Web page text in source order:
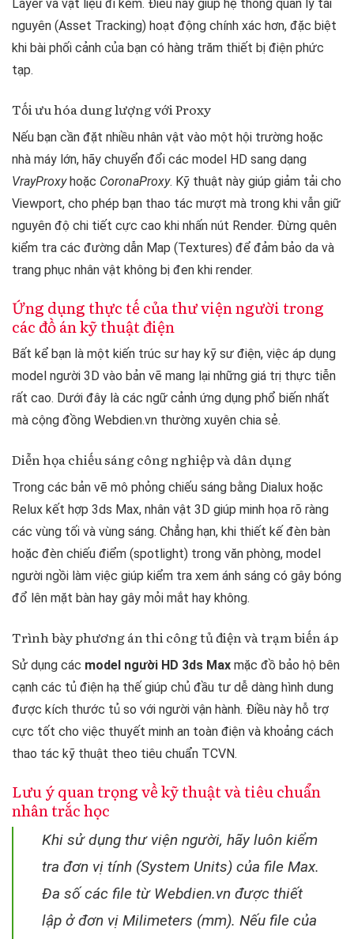
Layer và vật liệu đi kèm. Điều này giúp hệ thống quản lý tài
nguyên (Asset Tracking) hoạt động chính xác hơn, đặc biệt
khi bài phối cảnh của bạn có hàng trăm thiết bị điện phức
tạp.
Tối ưu hóa dung lượng với Proxy
Nếu bạn cần đặt nhiều nhân vật vào một hội trường hoặc
nhà máy lớn, hãy chuyển đổi các model HD sang dạng
VrayProxyhoặc CoronaProxy. Kỹ thuật này giúp giảm tải cho
Viewport, cho phép bạn thao tác mượt mà trong khi vẫn giữ
nguyên độ chi tiết cực cao khi nhấn nút Render. Đừng quên
kiểm tra các đường dẫn Map (Textures) để đảm bảo da và
trang phục nhân vật không bị đen khi render.
Ứng dụng thực tế của thư viện người trong
các đồ án kỹ thuật điện
Bất kể bạn là một kiến trúc sư hay kỹ sư điện, việc áp dụng
model người 3D vào bản vẽ mang lại những giá trị thực tiễn
rất cao. Dưới đây là các ngữ cảnh ứng dụng phổ biến nhất
mà cộng đồng Webdien.vn thường xuyên chia sẻ.
Diễn họa chiếu sáng công nghiệp và dân dụng
Trong các bản vẽ mô phỏng chiếu sáng bằng Dialux hoặc
Relux kết hợp 3ds Max, nhân vật 3D giúp minh họa rõ ràng
các vùng tối và vùng sáng. Chẳng hạn, khi thiết kế đèn bàn
hoặc đèn chiếu điểm (spotlight) trong văn phòng, model
người ngồi làm việc giúp kiểm tra xem ánh sáng có gây bóng
đổ lên mặt bàn hay gây mỏi mắt hay không.
Trình bày phương án thi công tủ điện và trạm biến áp
Sử dụng các model người HD 3ds Max mặc đồ bảo hộ bên
cạnh các tủ điện hạ thế giúp chủ đầu tư dễ dàng hình dung
được kích thước tủ so với người vận hành. Điều này hỗ trợ
cực tốt cho việc thuyết minh an toàn điện và khoảng cách
thao tác kỹ thuật theo tiêu chuẩn TCVN.
Lưu ý quan trọng về kỹ thuật và tiêu chuẩn
nhân trắc học
Khi sử dụng thư viện người, hãy luôn kiểm
tra đơn vị tính (System Units) của file Max.
Đa số các file từ Webdien.vn được thiết
lập ở đơn vị Milimeters (mm). Nếu file của